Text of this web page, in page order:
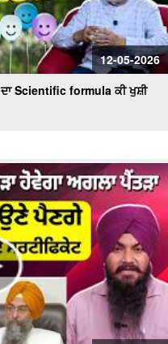
12-05-2026
Scientific formula ਕੀ ਖੁਸ਼ੀ